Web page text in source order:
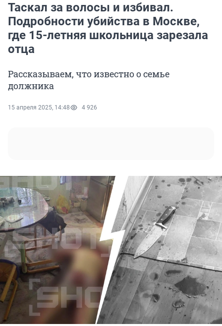
Таскал за волосы и избивал.
Подробности убийства в Москве,
где 15-летняя школьница зарезала
отца
Рассказываем, что известно о семье
должника
15 апреля 2025, 14:48 4 926